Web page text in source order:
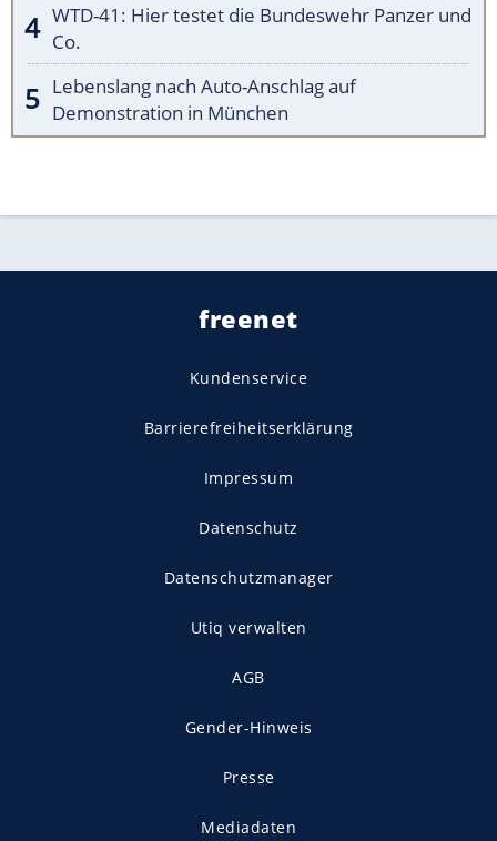
WTD-41: Hier testet die Bundeswehr Panzer und
Co.
Lebenslang nach Auto-Anschlag auf
Demonstration in München
freenet
Kundenservice
Barrierefreiheitserklärung
Impressum
Datenschutz
Datenschutzmanager
Utiq verwalten
AGB
Gender-Hinweis
Presse
Mediadaten